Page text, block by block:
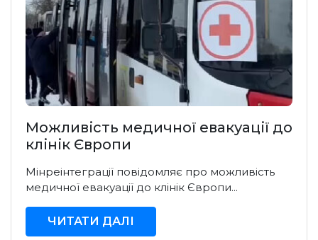
Можливість медичної евакуації до
клінік Європи
Мінреінтеграції повідомляє про можливість
медичної евакуації до клінік Європи...
ЧИТАТИ ДАЛІ